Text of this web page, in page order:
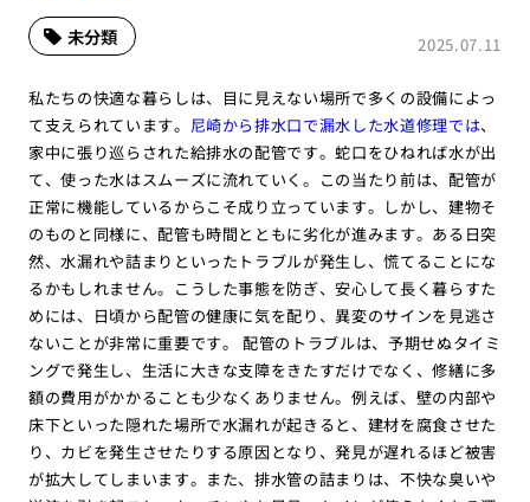
2025.07.11
未分類
私たちの快適な暮らしは、目に見えない場所で多くの設備によっ
て支えられています。 尼崎から排水口で漏水した水道修理では、
家中に張り巡らされた給排水の配管です。蛇口をひねれば水が出
て、使った水はスムーズに流れていく。この当たり前は、配管が
正常に機能しているからこそ成り立っています。しかし、建物そ
のものと同様に、配管も時間とともに劣化が進みます。ある日突
然、水漏れや詰まりといったトラブルが発生し、慌てることにな
るかもしれません。こうした事態を防ぎ、安心して長く暮らすた
めには、日頃から配管の健康に気を配り、異変のサインを見逃さ
ないことが非常に重要です。 配管のトラブルは、予期せぬタイミ
ングで発生し、生活に大きな支障をきたすだけでなく、修繕に多
額の費用がかかることも少なくありません。例えば、壁の内部や
床下といった隠れた場所で水漏れが起きると、建材を腐食させた
り、カビを発生させたりする原因となり、発見が遅れるほど被害
が拡大してしまいます。また、排水管の詰まりは、不快な臭いや